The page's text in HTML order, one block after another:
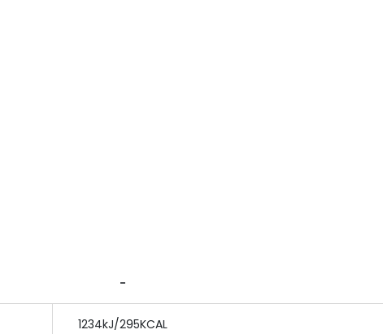
-
1234kJ/295KCAL